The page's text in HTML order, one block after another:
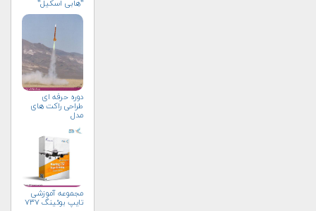
"هابی اسکیل"
دوره حرفه ای
طراحی راکت های
مدل
مجموعه آموزشی
تایپ بوئینگ ۷۳۷